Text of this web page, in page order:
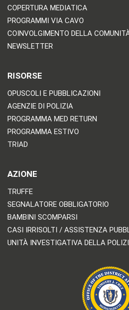
COPERTURA MEDIATICA
PROGRAMMI VIA CAVO
COINVOLGIMENTO DELLA
NEWSLETTER
RISORSE
OPUSCOLI E PUBBLICAZIONI
AGENZIE DI POLIZIA
PROGRAMMA MED RETURN
PROGRAMMA ESTIVO
TRIAD
AZIONE
TRUFFE
SEGNALATORE OBBLIGATORIO
BAMBINI SCOMPARSI
CASI IRRISOLTI / ASSISTENZA
UNITÀ INVESTIGATIVA DELLA